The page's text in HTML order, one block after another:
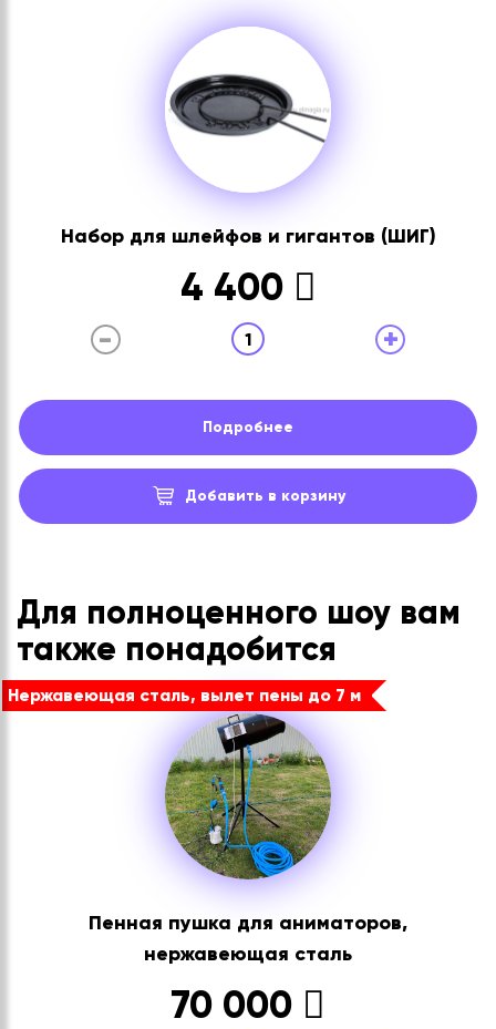
Набор для шлейфов и гигантов (ШИГ)
4 400
- 1 +
Подробнее
Добавить в корзину
Для полноценного шоу вам
также понадобится
Нержавеющая сталь, вылет пены до 7 м
Пенная пушка для аниматоров,
нержавеющая сталь
70 000